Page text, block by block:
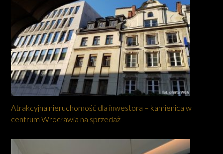
Atrakcyjna nieruchomość dla inwestora – kamienica w
centrum Wrocławia na sprzedaż